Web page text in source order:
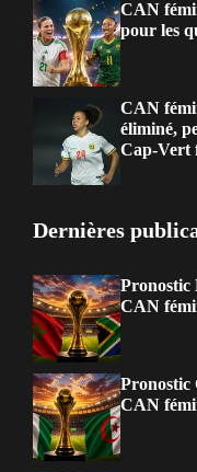
CAN
pour les
CAN
éliminé,
Cap-Vert
Dernières
Pronostic
CAN
Pronostic
CAN